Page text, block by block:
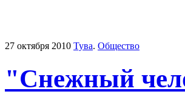
27 октября 2010 Тува. Общество
"Снежный